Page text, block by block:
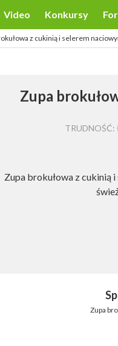
Video Konkursy
z cukinią i selerem
Zupa
TRUDNOŚĆ:
Zupa brokułowa z cukinią
Zupa